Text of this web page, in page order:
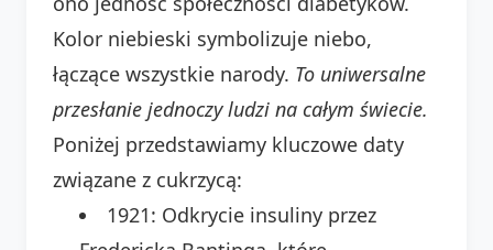
Kolor niebieski symbolizuje niebo,
łączące wszystkie narody. To uniwersalne
przesłanie jednoczy ludzi na całym świecie.
Poniżej przedstawiamy kluczowe daty
związane z cukrzycą:
1921: Odkrycie insuliny przez